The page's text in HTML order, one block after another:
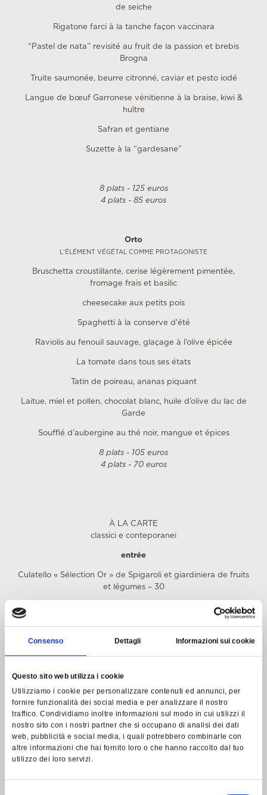
Consenso Dettagli Informazioni sui cookie
Questo sito web utilizza i cookie
Utilizziamo i cookie per personalizzare contenuti ed annunci, per
fornire funzionalità dei social media e per analizzare il nostro
traffico. Condividiamo inoltre informazioni sul modo in cui utilizzi il
nostro sito con i nostri partner che si occupano di analisi dei dati
web, pubblicità e social media, i quali potrebbero combinarle con
altre informazioni che hai fornito loro o che hanno raccolto dal tuo
utilizzo dei loro servizi.
de seiche
Rigatone farci à la tanche façon vaccinara
“Pastel de nata” revisité au fruit de la passion et brebis
Brogna
Truite saumonée, beurre citronné, caviar et pesto iodé
Langue de bœuf Garronese vénitienne à la braise, kiwi &
huître
Safran et gentiane
Suzette à la “gardesane”
8 plats - 125 euros
4 plats - 85 euros
Orto
L'ÉLÉMENT VÉGÉTAL COMME PROTAGONISTE
Bruschetta croustillante, cerise légèrement pimentée,
fromage frais et basilic
cheesecake aux petits pois
Spaghetti à la conserve d'été
Raviolis au fenouil sauvage, glaçage à l’olive épicée
La tomate dans tous ses états
Tatin de poireau, ananas piquant
Laitue, miel et pollen, chocolat blanc, huile d’olive du lac de
Garde
Soufflé d’aubergine au thé noir, mangue et épices
8 plats - 105 euros
4 plats - 70 euros
À LA CARTE
classici e conteporanei
entrée
Culatello « Sélection Or » de Spigaroli et giardiniera de fruits
et légumes–30
Terrine de foie gras de canard, cerises épicées –30
Tartare de bœuf Garronese et caviar –50
Risotto Carnaroli « Gran Riserva » au citron et braise
marine– 35
Ramen aux saveurs du lac– 30